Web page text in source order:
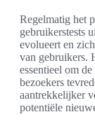
Regelmatig het
gebruikerstests
evolueert en
van gebruikers.
essentieel om
bezoekers
aantrekkelijker
potentiële